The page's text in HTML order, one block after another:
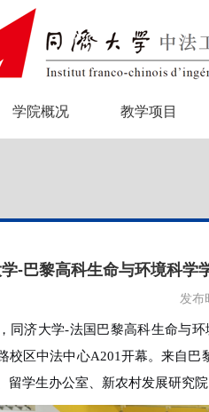
学院概况 教学项目
学-巴黎高科生命与环境科学
发布
同济大学-法国巴黎高科生命与环
校区中法中心A201开幕。来自
留学生办公室、新农村发展研究